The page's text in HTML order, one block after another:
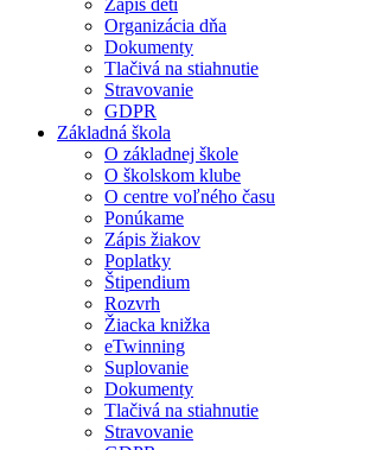
Organizácia dňa
Dokumenty
Tlačivá na stiahnutie
Stravovanie
GDPR
Základná škola
O základnej škole
O školskom klube
O centre voľného času
Ponúkame
Zápis žiakov
Poplatky
Štipendium
Rozvrh
Žiacka knižka
eTwinning
Suplovanie
Dokumenty
Tlačivá na stiahnutie
Stravovanie